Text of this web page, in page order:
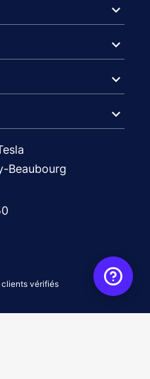
expand_more
expand_more
expand_more
expand_more
Beaubourg